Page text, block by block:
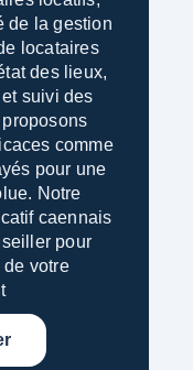
de la gestion
locataires
des lieux,
suivi des
comme
pour une
Notre
caennais
pour
votre